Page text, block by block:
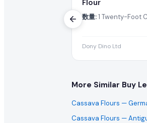
您可以在 EximNext 免费注册并完善企
此次进口需要什么样的运输条款?
买家要求的具体运输条款(例如 CIF、
国际出口商可以对此采购需求报
Flour
数量:1 Twenty-Foot
Dony Dino Ltd
More Similar Buy
Cassava Flours —
Cassava Flours —